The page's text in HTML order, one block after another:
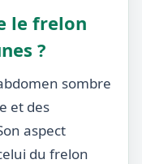
le frelon
?
sombre
et des
aspect
du frelon